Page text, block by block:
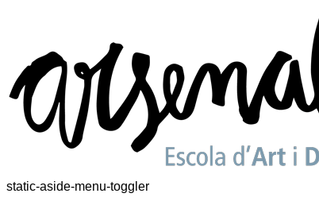
static-aside-menu-toggler